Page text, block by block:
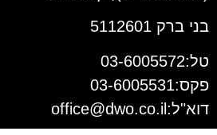
בני ברק 5112601
טל:03-6005572
פקס:03-6005531
דוא"ל: office@dwo.co.il